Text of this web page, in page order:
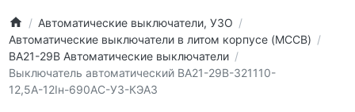
Автоматические выключатели, УЗО
Автоматические выключатели в литом корпусе (MCCB)
ВА21-29В Автоматические выключатели
Выключатель автоматический ВА21-29В-321110-
12,5А-12Iн-690AC-У3-КЭАЗ